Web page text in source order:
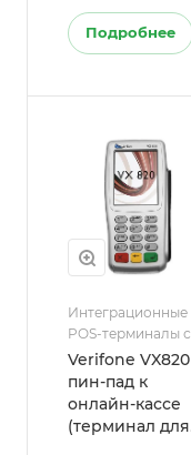
Подробнее
Интеграционные
POS-терминалы с
ККТ
Verifone VX820
пин-пад к
онлайн-кассе
(терминал для